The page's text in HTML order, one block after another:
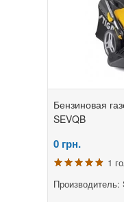
Бензиновая
SEVQB
0 грн.
1
Производитель: